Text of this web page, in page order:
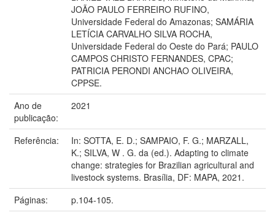
JOÃO PAULO FERREIRO RUFINO,
Universidade Federal do Amazonas; SAMÁRIA
LETÍCIA CARVALHO SILVA ROCHA,
Universidade Federal do Oeste do Pará; PAULO
CAMPOS CHRISTO FERNANDES, CPAC;
PATRICIA PERONDI ANCHAO OLIVEIRA,
CPPSE.
Ano de
publicação:
2021
Referência:
In: SOTTA, E. D.; SAMPAIO, F. G.; MARZALL,
K.; SILVA, W . G. da (ed.). Adapting to climate
change: strategies for Brazilian agricultural and
livestock systems. Brasília, DF: MAPA, 2021.
Páginas:
p.104-105.